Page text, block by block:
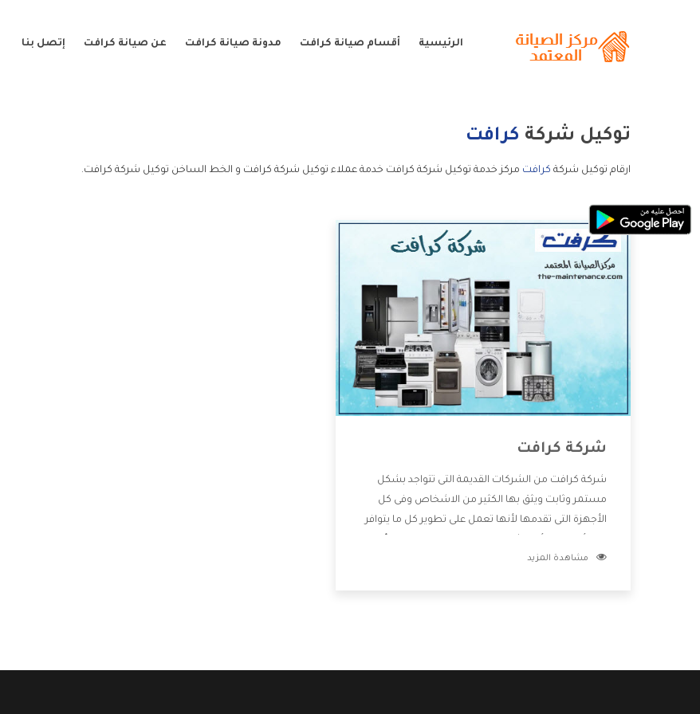
الرئيسية أقسام صيانة كرافت مدونة صيانة كرافت عن صيانة كرافت إتصل بنا
توكيل شركة كرافت
ارقام توكيل شركة كرافت مركز خدمة توكيل شركة كرافت خدمة عملاء توكيل شركة كرافت و الخط الساخن توكيل شركة كرافت.
شركة كرافت
شركة كرافت من الشركات القديمة التى تتواجد بشكل
مستمر وثابت ويثق بها الكثير من الاشخاص وفى كل
الأجهزة التى تقدمها لأنها تعمل على تطوير كل ما يتوافر
خدمات ما بعد البيع مع المنتجات وتقدم للعملاء أقوى
مشاهدة المزيد